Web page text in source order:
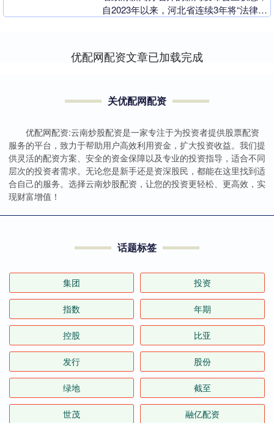
自2023年以来，河北省连续3年将“法律援
优配网配资文章已加载完成
关优配网配资
优配网配资:云南炒股配资是一家专注于为投资者提供股票配资
服务的平台，致力于帮助用户高效利用资金，扩大投资收益。我们提
供灵活的配资方案、安全的资金保障以及专业的投资指导，适合不同
层次的投资者需求。无论您是新手还是资深股民，都能在这里找到适
合自己的服务。选择云南炒股配资，让您的投资更轻松、更高效，实
现财富增值！
话题标签
集团 投资
指数 年期
控股 比亚
发行 股份
绿地 截至
世茂 融亿配资